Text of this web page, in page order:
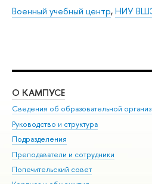
Военный учебный центр,НИУ
О КАМПУСЕ
Сведения об образовательной
Руководство и структура
Подразделения
Преподаватели и сотрудники
Попечительский совет